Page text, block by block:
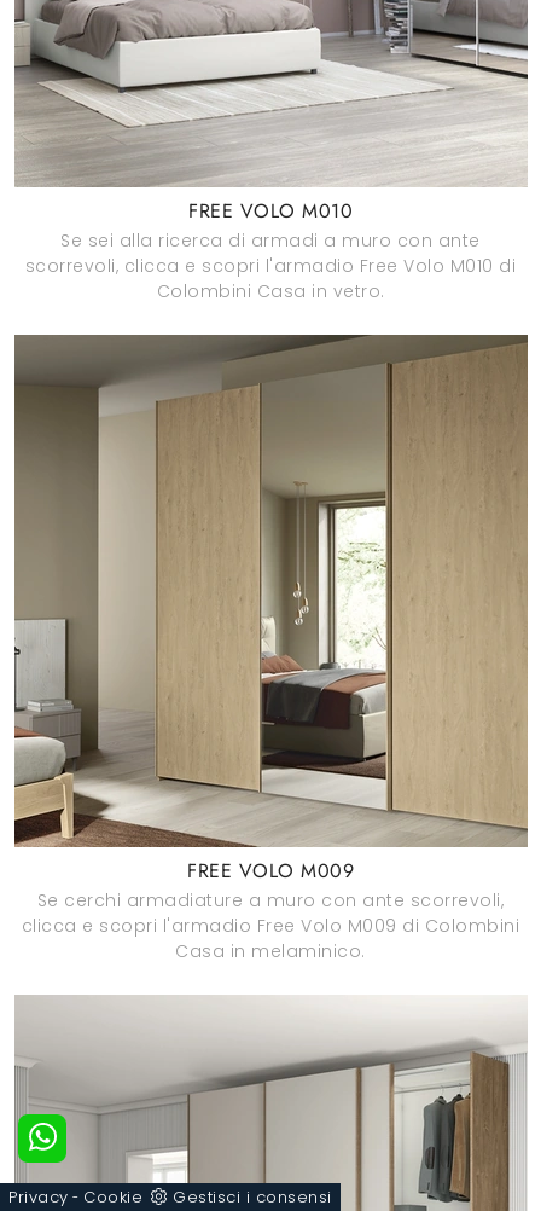
FREE VOLO M010
Se sei alla ricerca di armadi a muro con ante
scorrevoli, clicca e scopri l'armadio Free Volo M010 di
Colombini Casa in vetro.
FREE VOLO M009
Se cerchi armadiature a muro con ante scorrevoli,
clicca e scopri l'armadio Free Volo M009 di Colombini
Casa in melaminico.
Privacy - Cookie Gestisci i consensi